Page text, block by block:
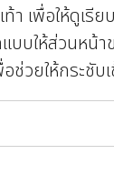
า เพื่อให้ดูเรี
บให้ส่วนหน้า
ช่วยให้กระชับ